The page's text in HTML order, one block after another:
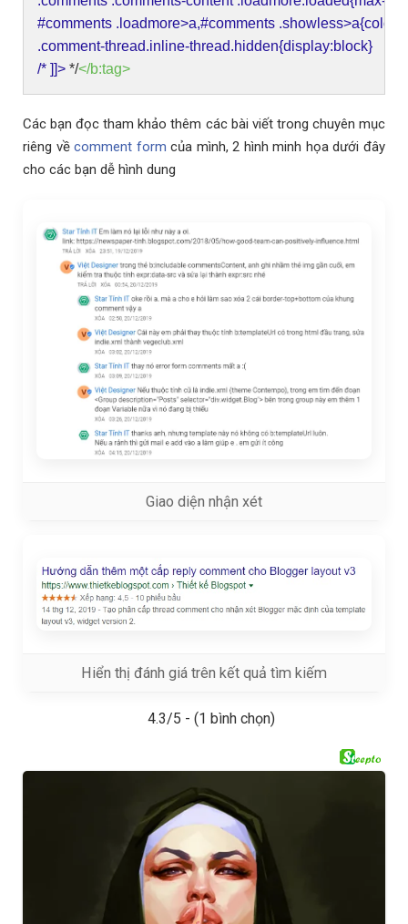
#comments .loadmore>a,#comments
.comment-thread.inline-thread.hidden{display:block}
/* ]]> */</b:tag>
Các bạn đọc tham khảo thêm các bài viết trong chuyên mục
riêng vềcomment form của mình, 2 hình minh họa dưới đây
cho các bạn dễ hình dung
Giao diện nhận xét
Hiển thị đánh giá trên kết quả tìm kiếm
4.3/5 - (1 bình chọn)